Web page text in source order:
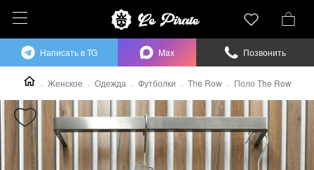
Женское Одежда Футболки The Row Поло The Row
Написать в TG Max Позвонить